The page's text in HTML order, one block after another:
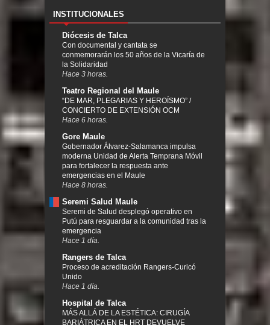
INSTITUCIONALES
Diócesis de Talca
Con documental y cantata se
conmemorarán los 50 años de la Vicaría de
la Solidaridad
Hace 3 horas.
Teatro Regional del Maule
“DE MAR, PLEGARIAS Y HEROÍSMO” /
CONCIERTO DE EXTENSIÓN OCM
Hace 6 horas.
Gore Maule
Gobernador Álvarez-Salamanca impulsa
moderna Unidad de Alerta Temprana Móvil
para fortalecer la respuesta ante
emergencias en el Maule
Hace 8 horas.
Seremi Salud Maule
Seremi de Salud desplegó operativo en
Putú para resguardar a la comunidad tras la
emergencia
Hace 1 día.
Rangers de Talca
Proceso de acreditación Rangers-Curicó
Unido
Hace 1 día.
Hospital de Talca
MÁS ALLÁ DE LA ESTÉTICA: CIRUGÍA
BARIÁTRICA EN EL HRT DEVUELVE